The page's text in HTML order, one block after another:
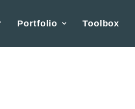
Portfolio Toolbox